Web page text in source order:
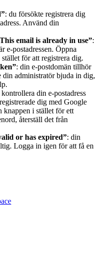
: du försökte registrera dig
Använd din
email is already in use”:
e-postadressen. Öppna
för att registrera dig.
: din e-postdomän tillhör
din administratör bjuda in dig,
kontrollera din e-postadress
dig med Google
knappen i stället för ett
återställ det från
or has expired”: din
Logga in igen för att få en